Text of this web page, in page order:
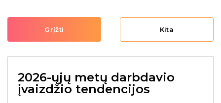
Grįžti Kita
2026-ųjų metų darbdavio
įvaizdžio tendencijos